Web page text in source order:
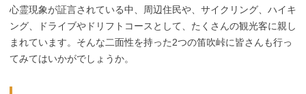
心霊現象が証言されている中、周辺住民や、サイクリング、ハイキ
ング、ドライブやドリフトコースとして、たくさんの観光客に親し
まれています。そんな二面性を持った2つの笛吹峠に皆さんも行っ
てみてはいかがでしょうか。